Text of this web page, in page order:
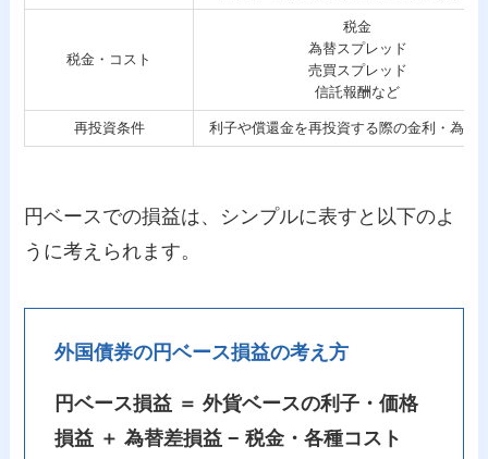
税金・コスト
税金
為替スプレッド
売買スプレッド
信託報酬など
再投資条件 利子や償還金を再投資する際の金利・為替
円ベースでの損益は、シンプルに表すと以下のよ
うに考えられます。
外国債券の円ベース損益の考え方
円ベース損益 ＝ 外貨ベースの利子・価格
損益 ＋ 為替差損益 − 税金・各種コスト